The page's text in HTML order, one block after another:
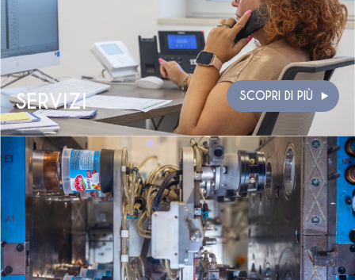
SCOPRI DI PIÙ
SERVIZI